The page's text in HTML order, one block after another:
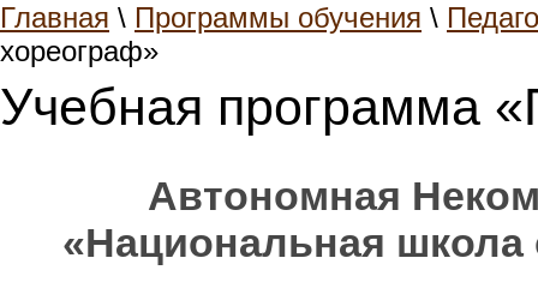
Главная \ Программы обучения \
хореограф»
Учебная программа
Автономная
«Национальная